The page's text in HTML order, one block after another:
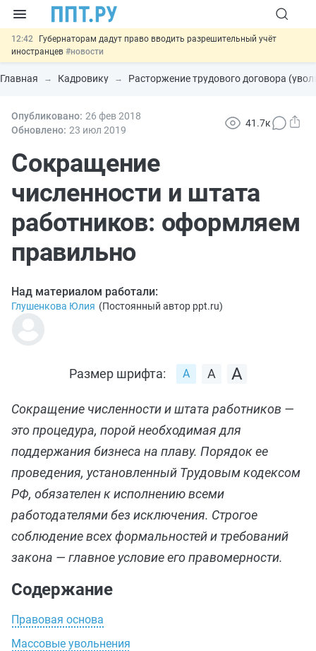
12:42
Губернаторам дадут право вводить разрешительный учёт
иностранцев #новости
12:05 ФНС изменит правила рассмотрения жалоб на налоговые
органы
#новости
10:48 Ужесточат наказание за мошенничество в отношении военных и
ветеранов#новости
для обучения ИИ
Главная Кадровику Расторжение трудового договора
Опубликовано: 26 фев2018
Обновлено: 23 июл 2019
41.7к
Сокращение
численности и штата
работников: оформляем
правильно
Над материалом работали:
Глушенкова Юлия (Постоянный автор ppt.ru)
Размер шрифта:
Сокращение численности и штата работников —
это процедура, порой необходимая для
поддержания бизнеса на плаву. Порядок ее
проведения, установленный Трудовым кодексом
РФ, обязателен к исполнению всеми
работодателями без исключения. Строгое
соблюдение всех формальностей и требований
закона — главное условие его правомерности.
Содержание
Правовая основа
Массовые увольнения